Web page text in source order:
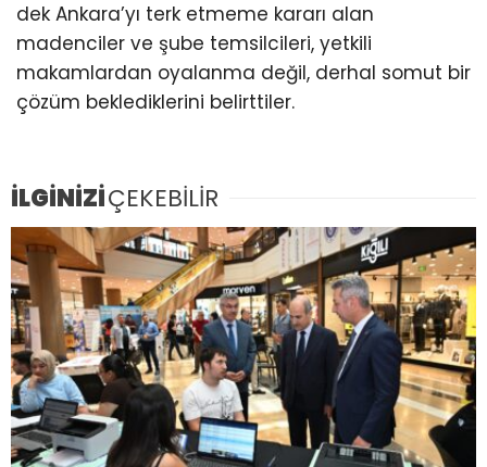
dek Ankara’yı terk etmeme kararı alan
madenciler ve şube temsilcileri, yetkili
makamlardan oyalanma değil, derhal somut bir
çözüm beklediklerini belirttiler.
İLGİNİZİÇEKEBİLİR